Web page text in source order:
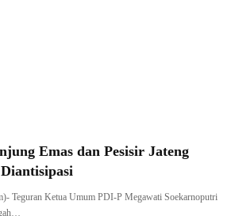
Emas dan Pesisir Jateng
Teguran Ketua Umum PDI-P Megawati Soekarnoputri